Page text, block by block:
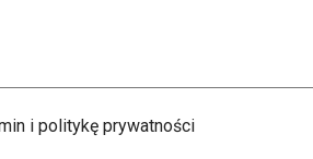
i politykę prywatności